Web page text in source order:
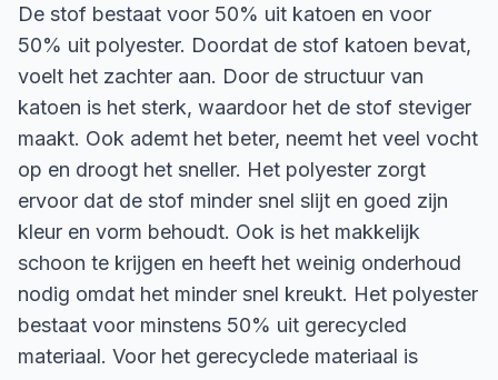
De stof bestaat voor 50% uit katoen en voor
50% uit polyester. Doordat de stof katoen bevat,
voelt het zachter aan. Door de structuur van
katoen is het sterk, waardoor het de stof steviger
maakt. Ook ademt het beter, neemt het veel vocht
op en droogt het sneller. Het polyester zorgt
ervoor dat de stof minder snel slijt en goed zijn
kleur en vorm behoudt. Ook is het makkelijk
schoon te krijgen en heeft het weinig onderhoud
nodig omdat het minder snel kreukt. Het polyester
bestaat voor minstens 50% uit gerecycled
materiaal. Voor het gerecyclede materiaal is